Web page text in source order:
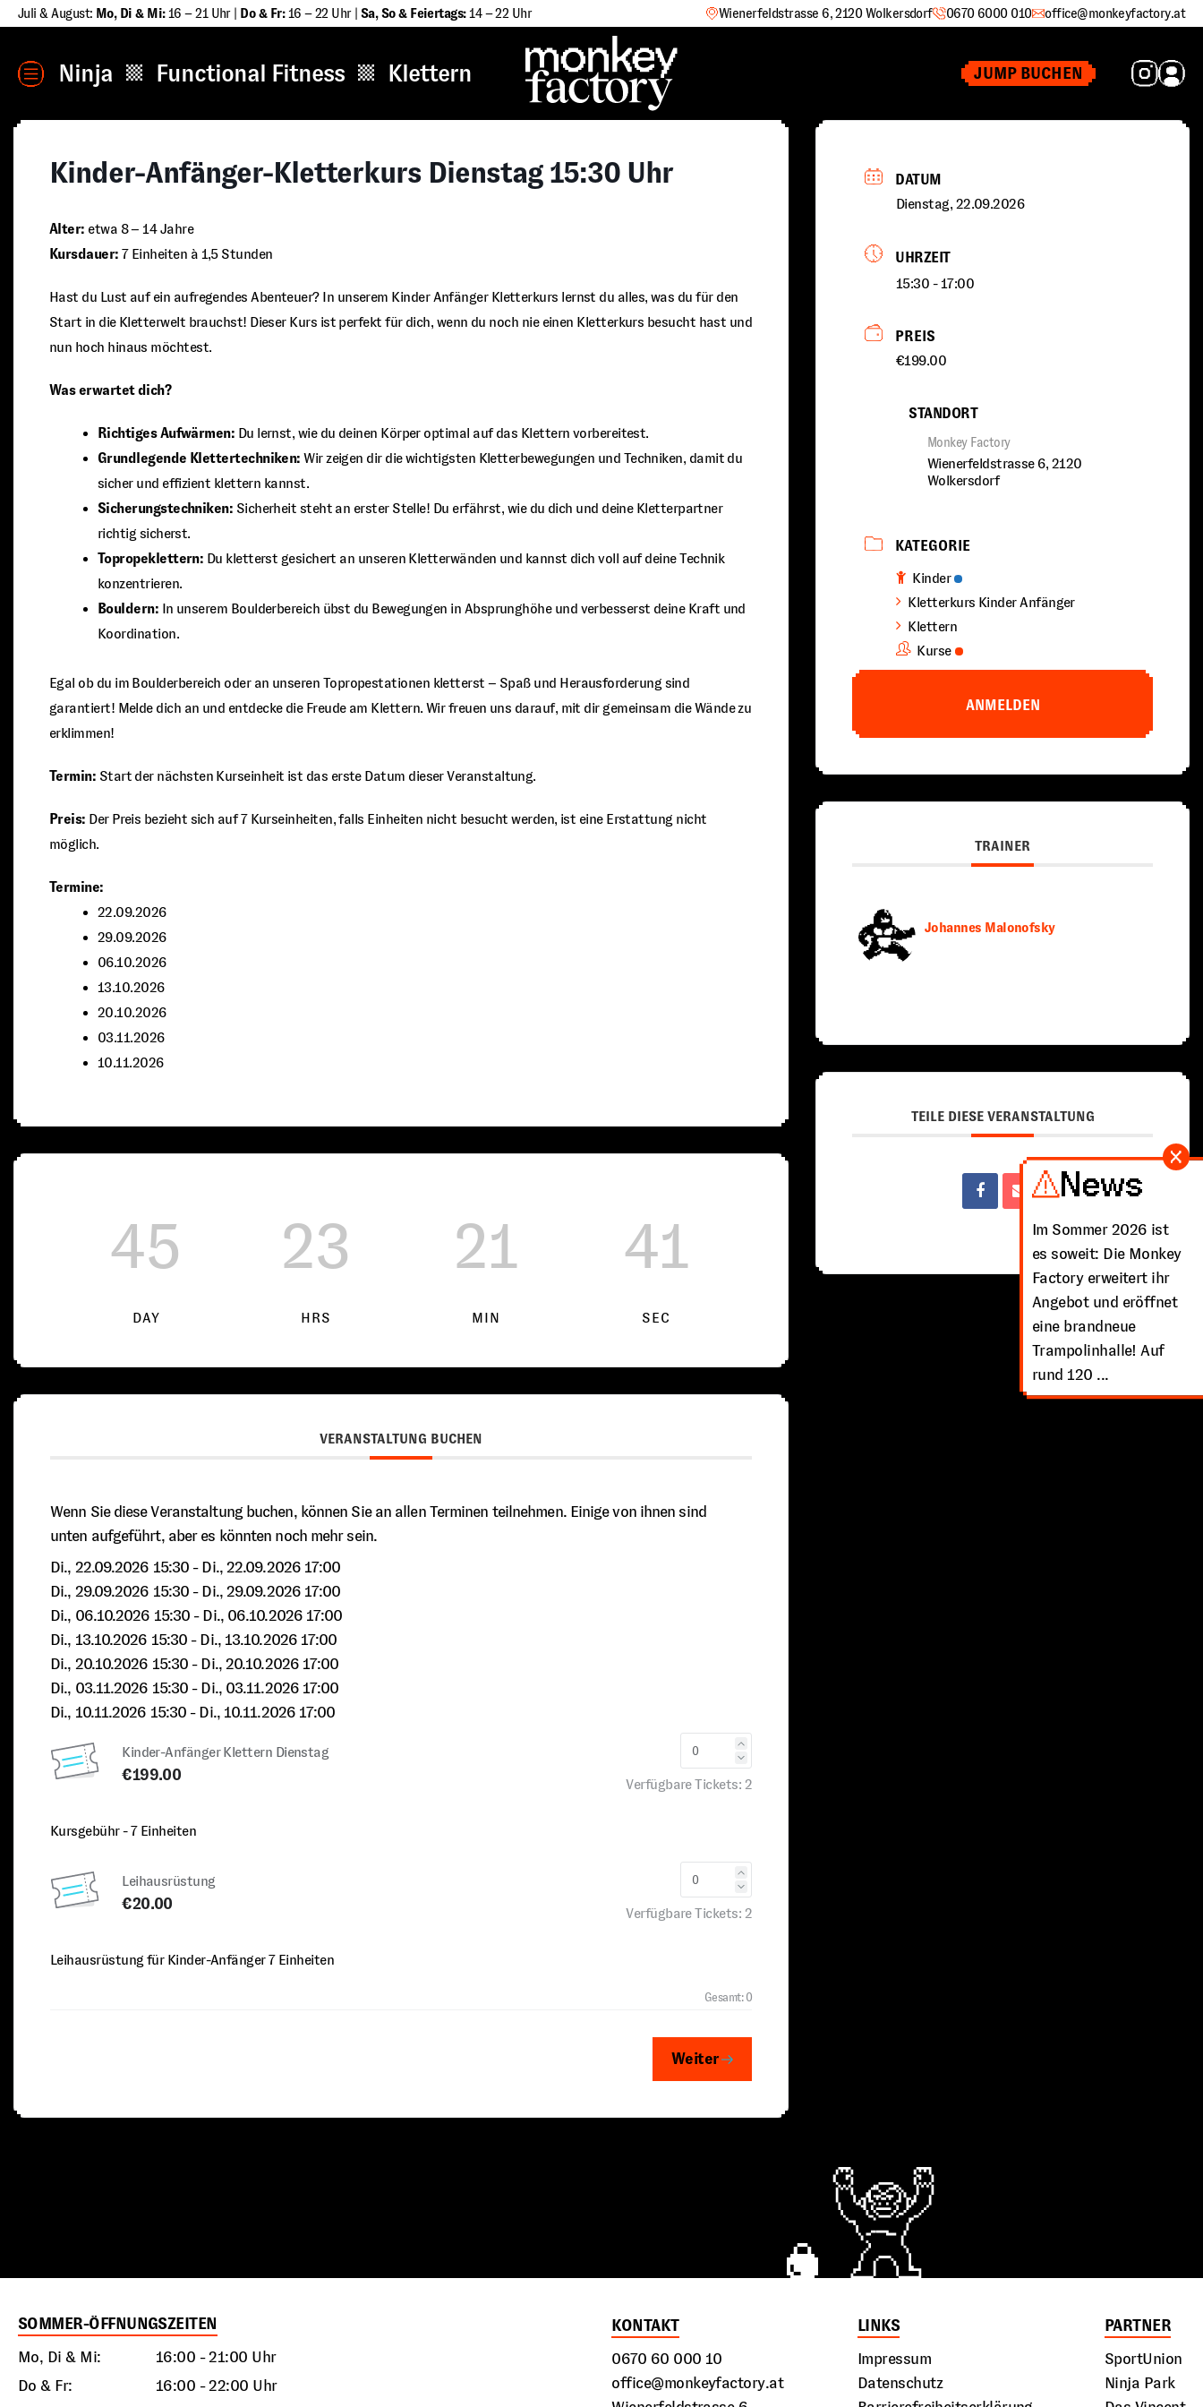
Zum
springen
Juli & August: Mo, Di & Mi:16 – 21 Uhr | Do & Fr: 16 – 22 Uhr | Sa,So & Feiertags:14 – 22 Uhr Wienerfeldstrasse 6, 2120 Wolkersdorf 0670 6000 010 office@monkeyfactory.at
JUMP BUCHEN
MENÜ
Ninja Functional Fitness Klettern
Kinder-Anfänger-Kletterkurs Dienstag 15:30 Uhr
Alter: etwa 8 – 14 Jahre
Kursdauer: 7 Einheiten à 1,5 Stunden
Hast du Lust auf ein aufregendes Abenteuer? In unserem Kinder Anfänger Kletterkurs lernst du alles, was du für den
Start in die Kletterwelt brauchst! Dieser Kurs ist perfekt für dich, wenn du noch nie einen Kletterkurs besucht hast und
nun hoch hinaus möchtest.
Was erwartet dich?
Richtiges Aufwärmen: Du lernst, wie du deinen Körper optimal auf das Klettern vorbereitest.
Grundlegende Klettertechniken: Wir zeigen dir die wichtigsten Kletterbewegungen und Techniken, damit du
sicher und effizient klettern kannst.
Sicherungstechniken: Sicherheit steht an erster Stelle! Du erfährst, wie du dich und deine Kletterpartner
richtig sicherst.
Topropeklettern: Du kletterst gesichert an unseren Kletterwänden und kannst dich voll auf deine Technik
konzentrieren.
Bouldern: In unserem Boulderbereich übst du Bewegungen in Absprunghöhe und verbesserst deine Kraft und
Koordination.
Egal ob du im Boulderbereich oder an unseren Topropestationen kletterst – Spaß und Herausforderung sind
garantiert! Melde dich an und entdecke die Freude am Klettern. Wir freuen uns darauf, mit dir gemeinsam die Wände zu
erklimmen!
Termin: Start der nächsten Kurseinheit ist das erste Datum dieser Veranstaltung.
Preis: Der Preis bezieht sich auf 7 Kurseinheiten, falls Einheiten nicht besucht werden, ist eine Erstattung nicht
möglich.
Termine:
22.09.2026
29.09.2026
06.10.2026
13.10.2026
20.10.2026
03.11.2026
10.11.2026
45
DAY
23
HRS
21
MIN
41
SEC
VERANSTALTUNG BUCHEN
Wenn Sie diese Veranstaltung buchen, können Sie an allen Terminen teilnehmen. Einige von ihnen sind
unten aufgeführt, aber es könnten noch mehr sein.
Di., 22.09.2026 15:30 - Di., 22.09.2026 17:00
Di., 29.09.2026 15:30 - Di., 29.09.2026 17:00
Di., 06.10.2026 15:30 - Di., 06.10.2026 17:00
Di., 13.10.2026 15:30 - Di., 13.10.2026 17:00
Di., 20.10.2026 15:30 - Di., 20.10.2026 17:00
Di., 03.11.2026 15:30 - Di., 03.11.2026 17:00
Di., 10.11.2026 15:30 - Di., 10.11.2026 17:00
Kinder-Anfänger Klettern Dienstag
€199.00
Verfügbare Tickets: 2
Kursgebühr - 7 Einheiten
Leihausrüstung
€20.00
Verfügbare Tickets: 2
Leihausrüstung für Kinder-Anfänger 7 Einheiten
Gesamt: 0
Weiter
DATUM
Dienstag, 22.09.2026
UHRZEIT
15:30 - 17:00
PREIS
€199.00
STANDORT
Monkey Factory
Wienerfeldstrasse 6, 2120
Wolkersdorf
KATEGORIE
Kinder
Kletterkurs Kinder Anfänger
Klettern
Kurse
ANMELDEN
TRAINER
Johannes Malonofsky
TEILE DIESE VERANSTALTUNG
SOMMER-ÖFFNUNGSZEITEN
Mo, Di & Mi:
16:00 - 21:00 Uhr
Do & Fr:
16:00 - 22:00 Uhr
KONTAKT
0670 60 000 10
office@monkeyfactory.at
LINKS
Impressum
Datenschutz
PARTNER
SportUnion
Ninja Park
News
Im Sommer 2026 ist
es soweit: Die Monkey
Factory erweitert ihr
Angebot und eröffnet
eine brandneue
Trampolinhalle! Auf
rund 120 ...